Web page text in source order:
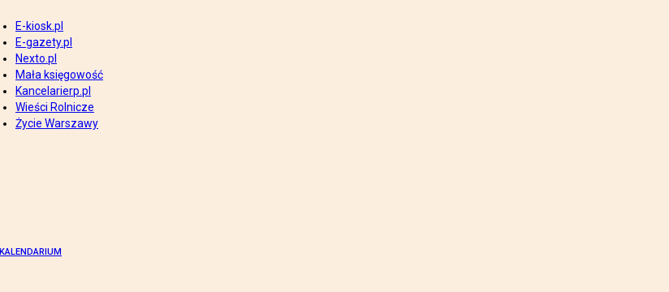
E-kiosk.pl
E-gazety.pl
Nexto.pl
Mała księgowość
Kancelarierp.pl
Wieści Rolnicze
Życie Warszawy
KALENDARIUM